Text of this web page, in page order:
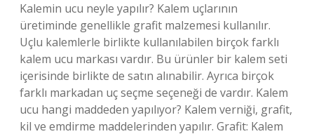
Kalemin ucu neyle yapılır? Kalem uçlarının
üretiminde genellikle grafit malzemesi kullanılır.
Uçlu kalemlerle birlikte kullanılabilen birçok farklı
kalem ucu markası vardır. Bu ürünler bir kalem seti
içerisinde birlikte de satın alınabilir. Ayrıca birçok
farklı markadan uç seçme seçeneği de vardır. Kalem
ucu hangi maddeden yapılıyor? Kalem verniği, grafit,
kil ve emdirme maddelerinden yapılır. Grafit: Kalem